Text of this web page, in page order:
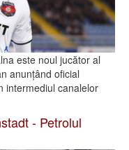
este noul jucător al
anunțând oficial
intermediul canalelor
- Petrolul